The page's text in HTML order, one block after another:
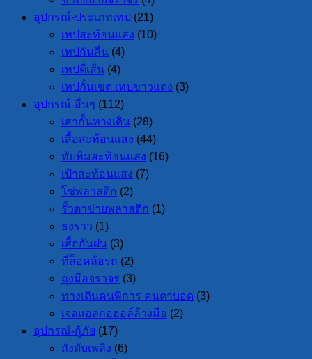
อุปกรณ์-ประเภทเทป
(21)
เทปสะท้อนแสง (10)
เทปกันลื่น (4)
เทปตีเส้น (4)
เทปกั้นเขต เทปขาวแดง (3)
อุปกรณ์-อื่นๆ (112)
เสากั้นทางเดิน (28)
เสื้อสะท้อนแสง (44)
ทับทิมสะท้อนแสง (16)
เป้าสะท้อนแสง (7)
โซ่พลาสติก (2)
รั้วตาข่ายพลาสติก (1)
ธงราว (1)
เสื้อกันฝน (3)
ที่ล็อคล้อรถ (2)
ถุงมือจราจร (3)
ทางเดินคนพิการ คนตาบอด (3)
เจลแอลกอฮอล์ล้างมือ (2)
อุปกรณ์-กู้ภัย (17)
ถังดับเพลิง (6)